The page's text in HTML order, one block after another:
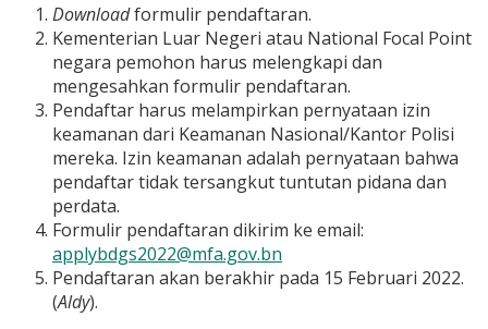
Downloadformulir pendaftaran.
Kementerian Luar Negeri atau National Focal Point
negara pemohon harus melengkapi dan
mengesahkan formulir pendaftaran.
Pendaftar harus melampirkan pernyataan izin
keamanan dari Keamanan Nasional/Kantor Polisi
mereka. Izin keamanan adalah pernyataan bahwa
pendaftar tidak tersangkut tuntutan pidana dan
perdata.
Formulir pendaftaran dikirim ke email:
applybdgs2022@mfa.gov.bn
Pendaftaran akan berakhir pada 15 Februari 2022.
(Aldy).